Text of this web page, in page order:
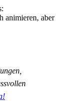
animieren, aber